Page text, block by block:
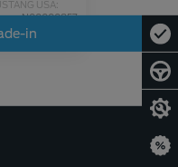
USA;
MACH-E;
in